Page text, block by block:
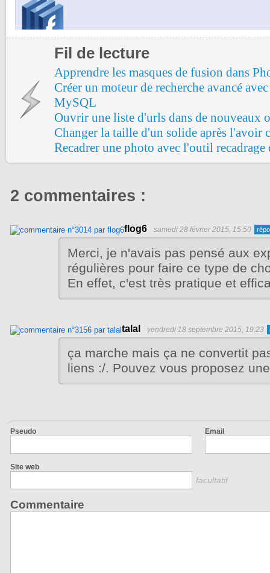
Fil de lecture
Apprendre les masques de fusion dans
Créer un moteur de recherche avancé
MySQL
Ouvrir une liste d'urls dans de nouveaux
Changer la taille d'un solide après l'avoir
Recadrer une photo avec l'outil recadrage
2 commentaires :
flog6 samedi 28 février 2015, 15:50
Merci, je n'avais pas pensé aux
régulières pour faire ce type de
En effet, c'est très pratique et
talal vendredi 18 septembre 2015, 19:23
ça marche mais ça ne convertit
liens :/. Pouvez vous proposez
Pseudo Email
Site web
facultatif
Commentaire